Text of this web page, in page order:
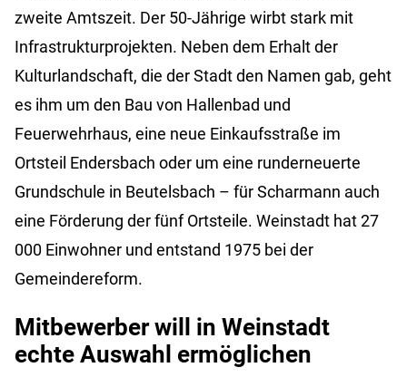
zweite Amtszeit. Der 50-Jährige wirbt stark mit
Infrastrukturprojekten. Neben dem Erhalt der
Kulturlandschaft, die der Stadt den Namen gab, geht
es ihm um den Bau von Hallenbad und
Feuerwehrhaus, eine neue Einkaufsstraße im
Ortsteil Endersbach oder um eine runderneuerte
Grundschule in Beutelsbach – für Scharmann auch
eine Förderung der fünf Ortsteile. Weinstadt hat 27
000 Einwohner und entstand 1975 bei der
Gemeindereform.
Mitbewerber will in Weinstadt
echte Auswahl ermöglichen